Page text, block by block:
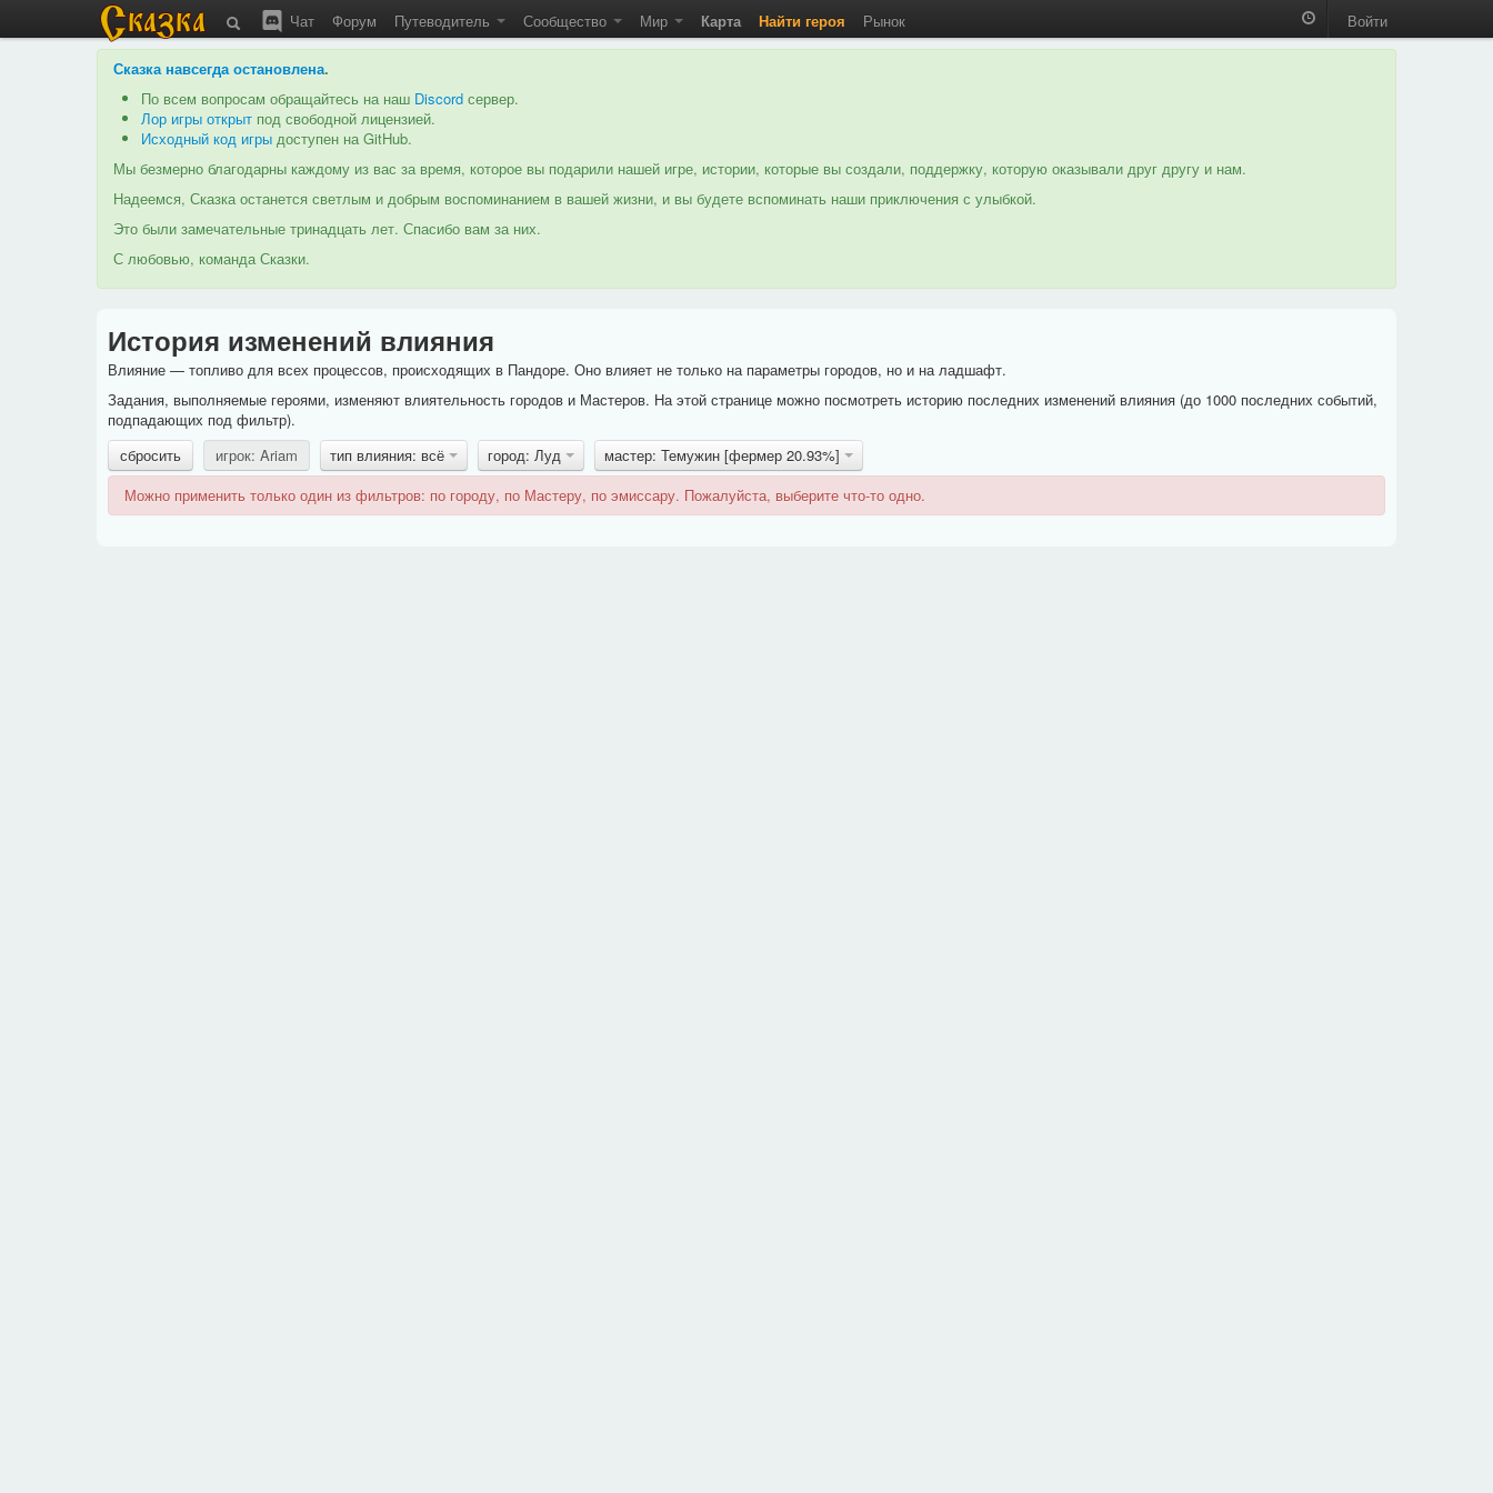
Чат Форум Путеводитель Сообщество Мир Карта Найти героя Рынок Войти
Сказка навсегда остановлена.
По всем вопросам обращайтесь на наш Discord сервер.
Лор игры открыт под свободной лицензией.
Исходный код игры доступен на GitHub.
Мы безмерно благодарны каждому из вас за время, которое вы подарили нашей игре, истории, которые вы создали, поддержку, которую оказывали друг другу и нам.
Надеемся, Сказка останется светлым и добрым воспоминанием в вашей жизни, и вы будете вспоминать наши приключения с улыбкой.
Это были замечательные тринадцать лет. Спасибо вам за них.
С любовью, команда Сказки.
История изменений влияния
Влияние — топливо для всех процессов, происходящих в Пандоре. Оно влияет не только на параметры городов, но и на ладшафт.
Задания, выполняемые героями, изменяют влиятельность городов и Мастеров. На этой странице можно посмотреть историю последних изменений влияния (до 1000 последних событий,
подпадающих под фильтр).
сбросить
игрок: Ariam тип влияния: всё город: Луд
мастер: Темужин [фермер 20.93%]
Можно применить только один из фильтров: по городу, по Мастеру, по эмиссару. Пожалуйста, выберите что-то одно.